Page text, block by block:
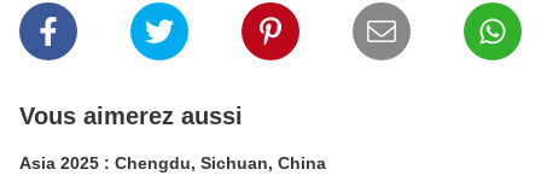
Vous aimerez aussi
Asia 2025 : Chengdu, Sichuan, China